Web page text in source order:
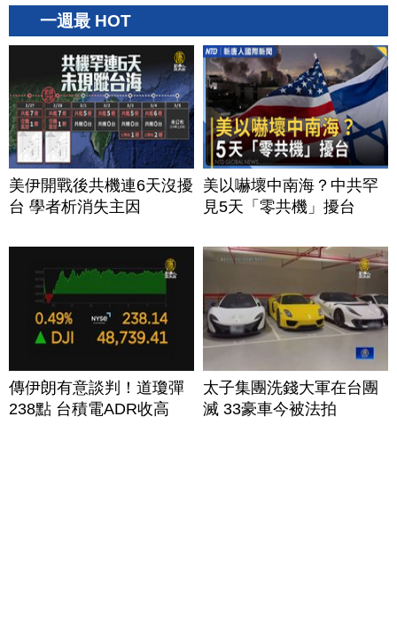
一週最 HOT
美伊開戰後共機連6天沒擾
台 學者析消失主因
美以嚇壞中南海？中共罕
見5天「零共機」擾台
傳伊朗有意談判！道瓊彈
238點 台積電ADR收高
太子集團洗錢大軍在台團
滅 33豪車今被法拍